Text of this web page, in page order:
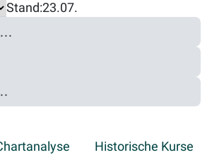
Stand:23.07.
Historische Kurse